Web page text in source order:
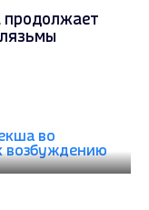
продолжает